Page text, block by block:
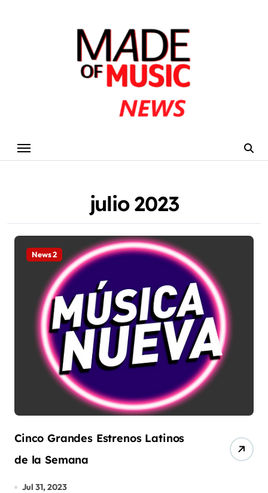
julio 2023
News 2
Cinco Grandes Estrenos Latinos
de la Semana
Jul 31, 2023